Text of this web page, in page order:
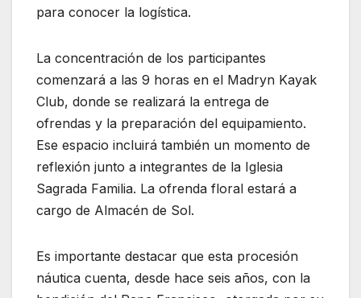
para conocer la logística.
La concentración de los participantes
comenzará a las 9 horas en el Madryn Kayak
Club, donde se realizará la entrega de
ofrendas y la preparación del equipamiento.
Ese espacio incluirá también un momento de
reflexión junto a integrantes de la Iglesia
Sagrada Familia. La ofrenda floral estará a
cargo de Almacén de Sol.
Es importante destacar que esta procesión
náutica cuenta, desde hace seis años, con la